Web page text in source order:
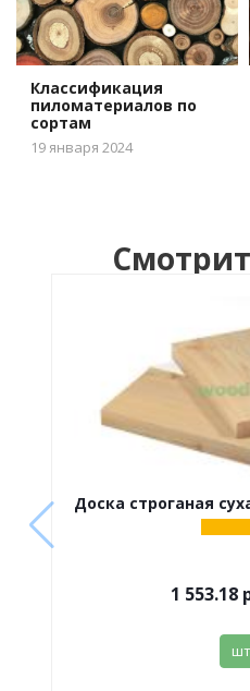
Классификация
пиломатериалов по
сортам
19 января 2024
Доска строганая
1 553.18
шт